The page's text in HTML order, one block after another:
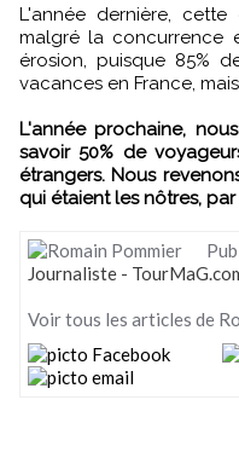
L'année dernière,
malgré la concurrence
érosion, puisque 85%
vacances en France,
L'année prochaine,
savoir 50% de
étrangers. Nous
qui étaient les nôtres, par
Journaliste -
Voir tous les articles de